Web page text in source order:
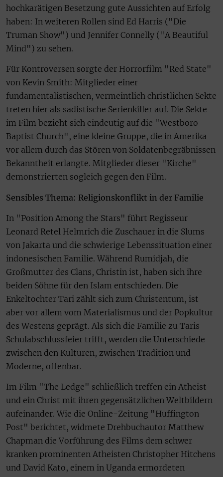
hochkarätigen Besetzung gute Aussichten auf Erfolg
haben: In weiteren Rollen sind Ed Harris ("Die
Truman Show") und Jennifer Connelly ("A Beautiful
Mind") zu sehen.
Für Kontroversen sorgte der Horrorfilm "Red State"
von Kevin Smith: Mitglieder einer
fundamentalistischen, vermeintlich christlichen Sekte
treten hier als sadistische Serienkiller auf. Die Sekte
im Film bezieht sich eindeutig auf die "Westboro
Baptist Church", eine kleine Gruppe, die in Amerika
vor allem durch das Stören von Soldatenbegräbnissen
Bekanntheit erlangte. Mitglieder dieser "Kirche"
demonstrierten sogleich gegen den Film.
Sensibles Thema: Religionskonflikt in der Familie
In "Position Among the Stars" führt Regisseur
Leonard Retel Helmrich die Zuschauer in die Slums
von Jakarta und die schwierige Lebenssituation einer
indonesischen Familie. Während Rumidjah, die
Großmutter des Clans, Christin ist, haben sich ihre
beiden Söhne für den Islam entschieden. Die
Enkeltochter Tari zählt sich zum Christentum, ist
aber vor allem vom Materialismus und der Popkultur
des Westens geprägt. Als sich die Familie zu Taris
Schulabschlussfeier trifft, werden die Unterschiede
zwischen den Kulturen, zwischen Tradition und
Moderne, offenbar.
Im Film "The Ledge" schließlich treffen ein Atheist
und ein Christ mit ihren gegensätzlichen Weltbildern
aufeinander. Wie die Online-Zeitung "Huffington
Post" berichtet, widmete Drehbuchautor Matthew
Chapman die Vorführung des Films dem schwer
kranken prominenten Atheisten Christopher Hitchens
und David Kato, einem in Uganda ermordeten